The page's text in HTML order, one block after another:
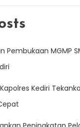
Pembukaan MGMP
Kediri